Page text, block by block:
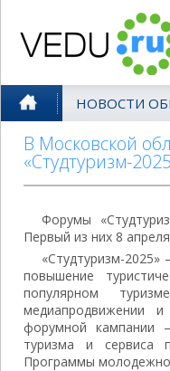
НОВОСТИ
В Московской
«Студтуризм-
Форумы
Первый из них 8
«Студтуризм-
повышение
популярном
медиапродвижении
форумной кампании
туризма и сервиса
Программы